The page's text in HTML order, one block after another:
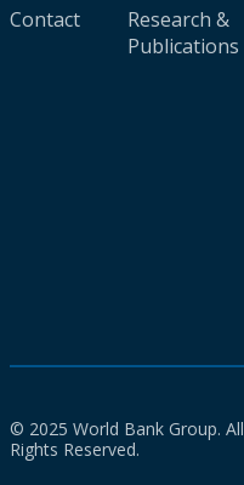
Contact
Research &
Publications
© 2025 World Bank Group. All
Rights Reserved.